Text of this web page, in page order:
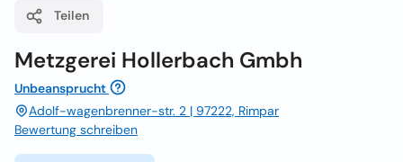
Teilen
Metzgerei Hollerbach Gmbh
Unbeansprucht
Adolf-wagenbrenner-str. 2 | 97222, Rimpar
Bewertung schreiben